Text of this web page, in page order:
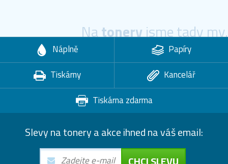
Natoneryjsme tady my.
Náplně
Papíry
Tiskárny
Kancelář
Tiskárna zdarma
Slevy na tonery a akce ihned na váš email: